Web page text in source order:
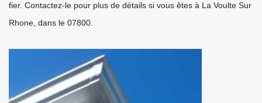
fier. Contactez-le pour plus de détails si vous êtes à La Voulte Sur
Rhone, dans le 07800.